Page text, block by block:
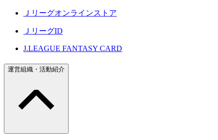
Ｊリーグオンラインストア
ＪリーグID
J.LEAGUE FANTASY CARD
運営組織・活動紹介